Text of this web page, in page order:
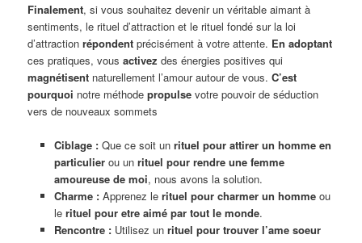
Finalement, si vous souhaitez devenir un véritable aimant à
sentiments, le rituel d’attraction et le rituel fondé sur la loi
d’attractionrépondent précisément à votre attente. En adoptant
ces pratiques, vousactivez des énergies positives qui
magnétisent naturellement l’amour autour de vous.C’est
pourquoi notre méthodepropulse votre pouvoir de séduction
vers de nouveaux sommets
Ciblage :Que ce soit un rituel pour attirer un homme en
particulierou un rituel pour rendre une femme
amoureuse de moi, nous avons la solution.
Charme :Apprenez le rituel pour charmer un hommeou
le rituel pour etre aimé par tout le monde.
Rencontre :Utilisez un rituel pour trouver l’ame soeur